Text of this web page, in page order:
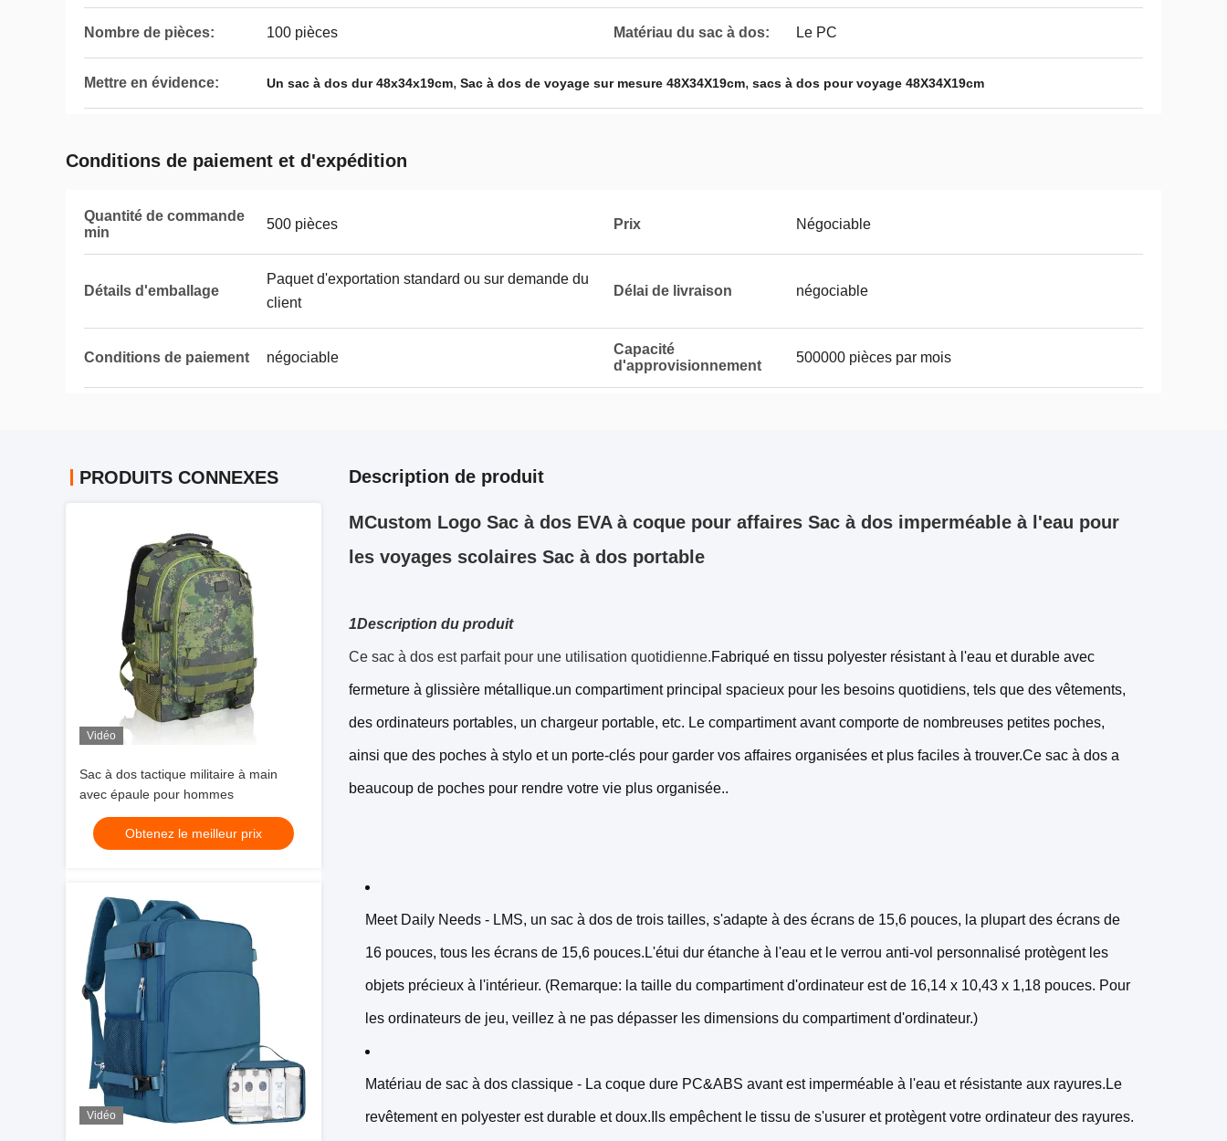
Nombre de pièces: 100 pièces Matériau du sac à dos: Le PC
Mettre en évidence: Un sac à dos dur 48x34x19cm, Sac à dos de voyage sur mesure 48X34X19cm, sacs à dos pour voyage 48X34X19cm
Conditions de paiement et d'expédition
Quantité de commande
min
500 pièces Prix Négociable
Détails d'emballage
Paquet d'exportation standard ou sur demande du
client
Délai de livraison négociable
Conditions de paiement négociable
Capacité
d'approvisionnement
500000 pièces par mois
PRODUITS CONNEXES
Vidéo
Sac à dos tactique militaire à main
avec épaule pour hommes
Obtenez le meilleur prix
Vidéo
Description de produit
MCustom Logo Sac à dos EVA à coque pour affaires Sac à dos imperméable à l'eau pour
les voyages scolaires Sac à dos portable
1Description du produit
Ce sac à dos est parfait pour une utilisation quotidienne.Fabriqué en tissu polyester résistant à l'eau et durable avec
fermeture à glissière métallique.un compartiment principal spacieux pour les besoins quotidiens, tels que des vêtements,
des ordinateurs portables, un chargeur portable, etc. Le compartiment avant comporte de nombreuses petites poches,
ainsi que des poches à stylo et un porte-clés pour garder vos affaires organisées et plus faciles à trouver.Ce sac à dos a
beaucoup de poches pour rendre votre vie plus organisée..
Meet Daily Needs - LMS, un sac à dos de trois tailles, s'adapte à des écrans de 15,6 pouces, la plupart des écrans de
16 pouces, tous les écrans de 15,6 pouces.L'étui dur étanche à l'eau et le verrou anti-vol personnalisé protègent les
objets précieux à l'intérieur. (Remarque: la taille du compartiment d'ordinateur est de 16,14 x 10,43 x 1,18 pouces. Pour
les ordinateurs de jeu, veillez à ne pas dépasser les dimensions du compartiment d'ordinateur.)
Matériau de sac à dos classique - La coque dure PC&ABS avant est imperméable à l'eau et résistante aux rayures.Le
revêtement en polyester est durable et doux.Ils empêchent le tissu de s'usurer et protègent votre ordinateur des rayures.